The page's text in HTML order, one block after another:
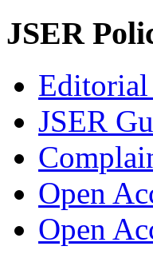
JSER
JSER
Open
Open